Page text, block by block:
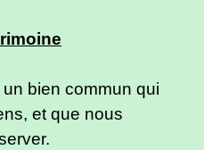
bien commun qui
et que nous